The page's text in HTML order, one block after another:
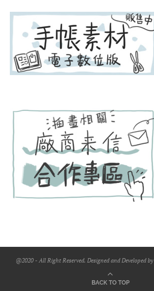
@2020 - All Right Reserved. Designed and Developed by
BACK TO TOP